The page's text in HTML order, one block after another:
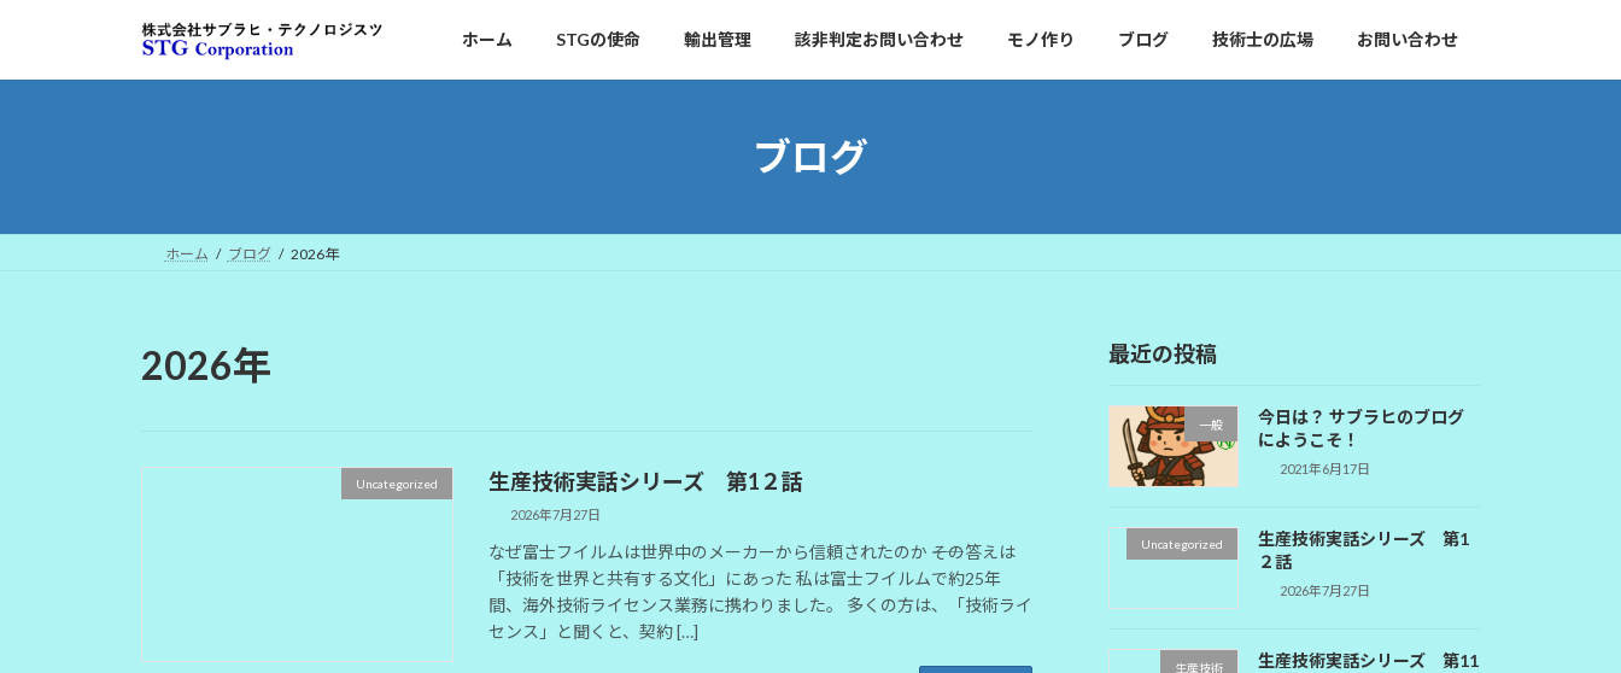
ホーム STGの使命 輸出管理 該非判定お問い合わせ モノ作り ブログ 技術士の広場 お問い合わせ
ブログ
ホーム ブログ 2026年
2026年
Uncategorized 生産技術実話シリーズ 第1２話
2026年7月27日
なぜ富士フイルムは世界中のメーカーから信頼されたのか ――その答えは
「技術を世界と共有する文化」にあった 私は富士フイルムで約25年
間、海外技術ライセンス業務に携わりました。 多くの方は、「技術ライ
センス」と聞くと、契約 […]
最近の投稿
一般
今日は？ サブラヒのブログ
にようこそ！
2021年6月17日
Uncategorized
生産技術実話シリーズ 第1
２話
2026年7月27日
生産技術
生産技術実話シリーズ 第11